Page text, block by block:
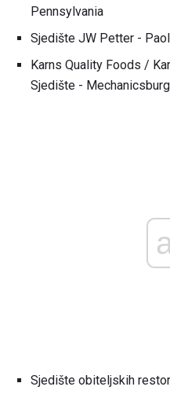
Pennsylvania
Sjedište JW Petter -
Karns Quality Foods /
Sjedište -
Sjedište obiteljskih